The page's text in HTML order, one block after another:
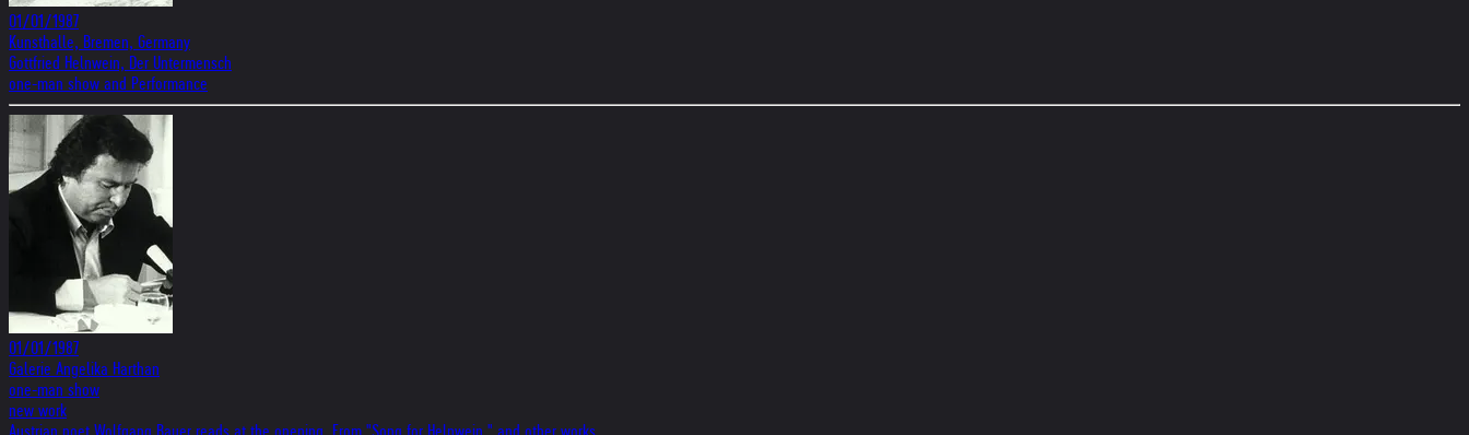
01/01/1987
Kunsthalle, Bremen, Germany
Gottfried Helnwein, Der Untermensch
one-man show and Performance
01/01/1987
Galerie Angelika Harthan
one-man show
new work